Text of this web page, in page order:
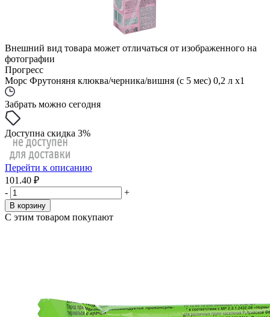
Внешний вид товара может отличаться от изображенного на
фотографии
Прогресс
Морс Фрутоняня клюква/черника/вишня (с 5 мес) 0,2 л x1
Забрать можно сегодня
Доступна скидка 3%
Перейти к описанию
101.40 ₽
-
+
В корзину
С этим товаром покупают